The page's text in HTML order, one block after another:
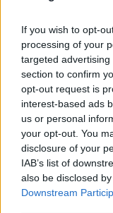
If you wish to opt-
processing of your
targeted
section to confirm
opt-out request is
interest-based ads
us or personal
your opt-out. You
disclosure of your
IAB’s list of
also be disclosed
Downstream
Μια καλή σχέση
διανθιστεί με
εκπλήξεις!
ΣΚΟΡΠΙΟΣ
Μπορείτε να
επόμενες
θα έχουν ευτυχή